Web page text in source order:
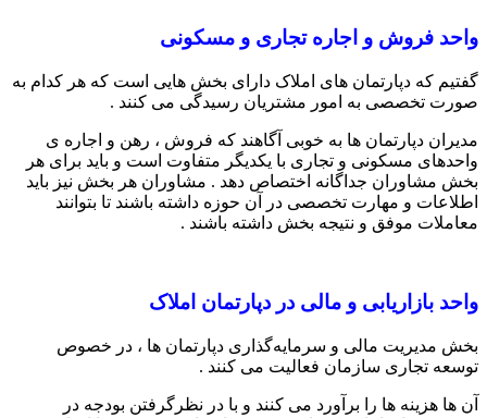
واحد فروش و اجاره تجاری و مسکونی
گفتیم که دپارتمان های املاک دارای بخش هایی است که هر کدام به
صورت تخصصی به امور مشتریان رسیدگی می کنند .
مدیران دپارتمان ها به خوبی آگاهند که فروش ، رهن و اجاره ی
واحدهای مسکونی و تجاری با یکدیگر متفاوت است و باید برای هر
بخش مشاوران جداگانه اختصاص دهد . مشاوران هر بخش نیز باید
اطلاعات و مهارت تخصصی در آن حوزه داشته باشند تا بتوانند
معاملات موفق و نتیجه بخش داشته باشند .
واحد بازاریابی و مالی در دپارتمان املاک
بخش مدیریت مالی و سرمایه‌گذاری دپارتمان ها ، در خصوص
توسعه تجاری سازمان فعالیت می کنند .
آن ها هزینه ها را برآورد می کنند و با در نظرگرفتن بودجه در